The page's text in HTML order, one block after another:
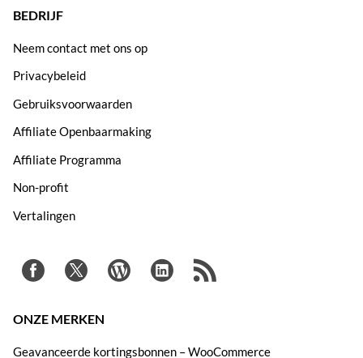
BEDRIJF
Neem contact met ons op
Privacybeleid
Gebruiksvoorwaarden
Affiliate Openbaarmaking
Affiliate Programma
Non-profit
Vertalingen
ONZE MERKEN
Geavanceerde kortingsbonnen – WooCommerce